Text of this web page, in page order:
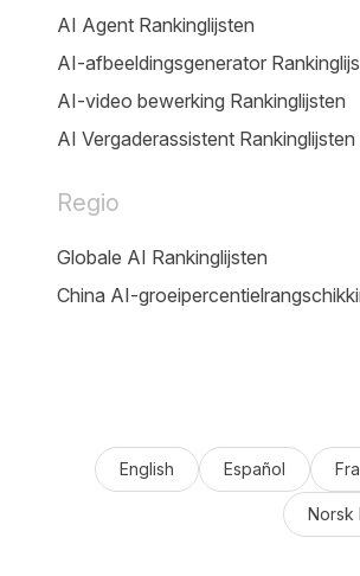
AI Agent Rankinglijsten
AI-afbeeldingsgenerator
AI-video bewerking Rankinglijsten
AI Vergaderassistent Rankinglijsten
Regio
Globale AI Rankinglijsten
China AI-
English Español
Norsk